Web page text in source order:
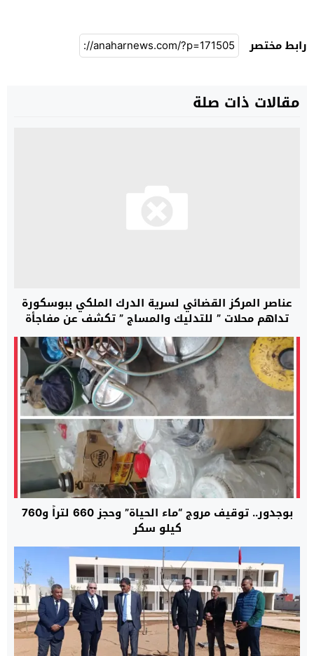
رابط مختصر
مقالات ذات صلة
عناصر المركز القضائي لسرية الدرك الملكي ببوسكورة
تداهم محلات ” للتدليك والمساج ” تكشف عن مفاجأة
خطيرة..
بوجدور.. توقيف مروج “ماء الحياة” وحجز 660 لتراً و760
كيلو سكر